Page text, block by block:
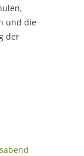
und die
der